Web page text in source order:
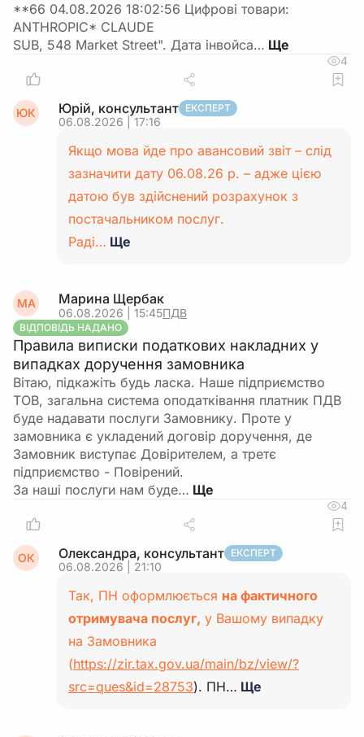
**66 04.08.2026 18:02:56 Цифровi товари:
ANTHROPIC* CLAUDE
SUB, 548 Market Street". Дата інвойса…
4
ЮК Юрій, консультант ЕКСПЕРТ
06.08.2026 | 17:16
Якщо мова йде про авансовий звіт – слід
зазначити дату 06.08.26 р. – адже цією
датою був здійснений розрахунок з
постачальником послуг.
Раді… Ще
МА Марина Щербак
06.08.2026 | 15:45ПДВ
ВІДПОВІДЬ НАДАНО
Правила виписки податкових накладних у
випадках доручення замовника
Вітаю, підкажіть будь ласка. Наше підприємство
ТОВ, загальна система оподатківання платник ПДВ
буде надавати послуги Замовнику. Проте у
замовника є укладений договір доручення, де
Замовник виступає Довірителем, а третє
підприємство - Повірений.
За наші послуги нам буде…
4
ОК Олександра, консультант ЕКСПЕРТ
06.08.2026 | 21:10
Так, ПН оформлюється на фактичного
отримувача послуг, у Вашому випадку
на Замовника
(https://zir.tax.gov.ua/main/bz/view/?
src=ques&id=28753). ПН… Ще